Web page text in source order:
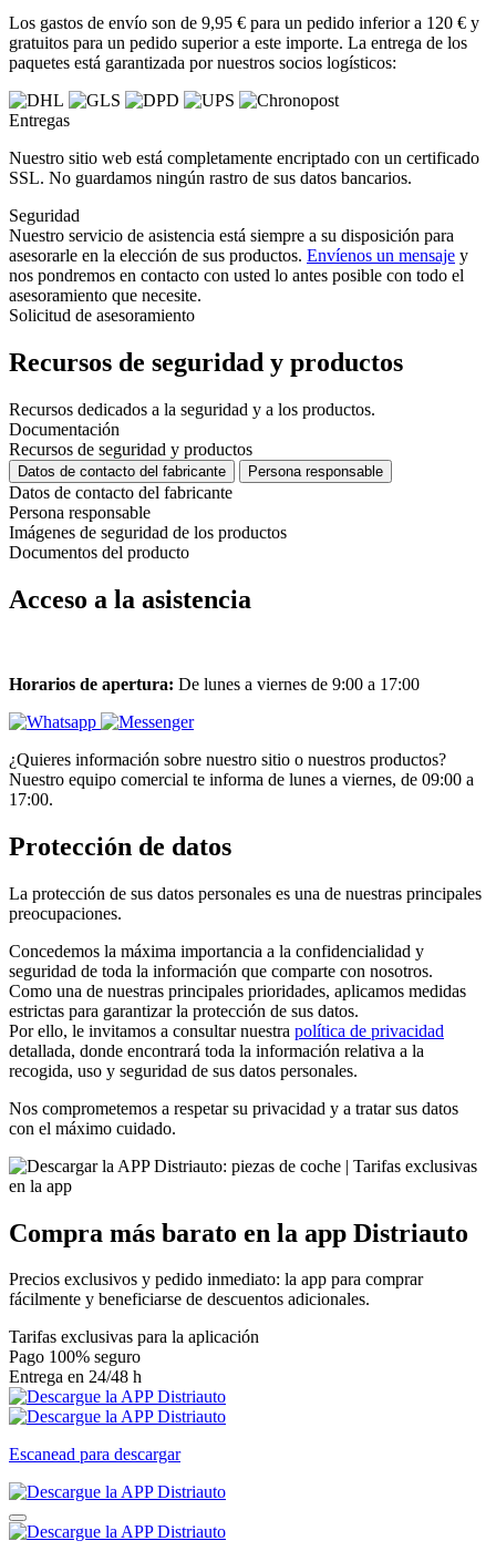
Los gastos de envío son de 9,95 € para un pedido inferior a 120 € y
gratuitos para un pedido superior a este importe. La entrega de los
paquetes está garantizada por nuestros socios logísticos:
Entregas
Nuestro sitio web está completamente encriptado con un certificado
SSL. No guardamos ningún rastro de sus datos bancarios.
Seguridad
Nuestro servicio de asistencia está siempre a su disposición para
asesorarle en la elección de sus productos. Envíenos un mensaje y
nos pondremos en contacto con usted lo antes posible con todo el
asesoramiento que necesite.
Solicitud de asesoramiento
Recursos de seguridad y productos
Recursos dedicados a la seguridad y a los productos.
Documentación
Recursos de seguridad y productos
Datos de contacto del fabricante Persona responsable
Datos de contacto del fabricante
Persona responsable
Imágenes de seguridad de los productos
Documentos del producto
Acceso a la asistencia
Horarios de apertura: De lunes a viernes de 9:00 a 17:00
¿Quieres información sobre nuestro sitio o nuestros productos?
Nuestro equipo comercial te informa de lunes a viernes, de 09:00 a
17:00.
Protección de datos
La protección de sus datos personales es una de nuestras principales
preocupaciones.
Concedemos la máxima importancia a la confidencialidad y
seguridad de toda la información que comparte con nosotros.
Como una de nuestras principales prioridades, aplicamos medidas
estrictas para garantizar la protección de sus datos.
Por ello, le invitamos a consultar nuestra política de privacidad
detallada, donde encontrará toda la información relativa a la
recogida, uso y seguridad de sus datos personales.
Nos comprometemos a respetar su privacidad y a tratar sus datos
con el máximo cuidado.
Compra más barato en la app Distriauto
Precios exclusivos y pedido inmediato: la app para comprar
fácilmente y beneficiarse de descuentos adicionales.
Tarifas exclusivas para la aplicación
Pago 100% seguro
Entrega en 24/48 h
Escanead para descargar